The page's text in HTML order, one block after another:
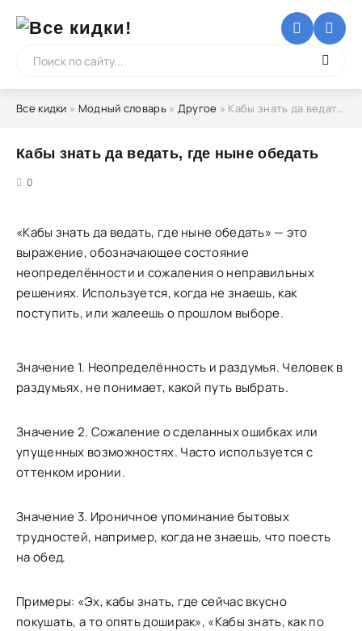
Все кидки » Модный словарь» Другое » Кабы знать да ведать, где ныне обедать
Кабы знать да ведать, где ныне обедать
0
«Кабы знать да ведать, где ныне обедать» — это
выражение, обозначающее состояние
неопределённости и сожаления о неправильных
решениях. Используется, когда не знаешь, как
поступить, или жалеешь о прошлом выборе.
Значение 1. Неопределённость и раздумья. Человек в
раздумьях, не понимает, какой путь выбрать.
Значение 2. Сожаление о сделанных ошибках или
упущенных возможностях. Часто используется с
оттенком иронии.
Значение 3. Ироничное упоминание бытовых
трудностей, например, когда не знаешь, что поесть
на обед.
Примеры: «Эх, кабы знать, где сейчас вкусно
покушать, а то опять доширак», «Кабы знать, как по